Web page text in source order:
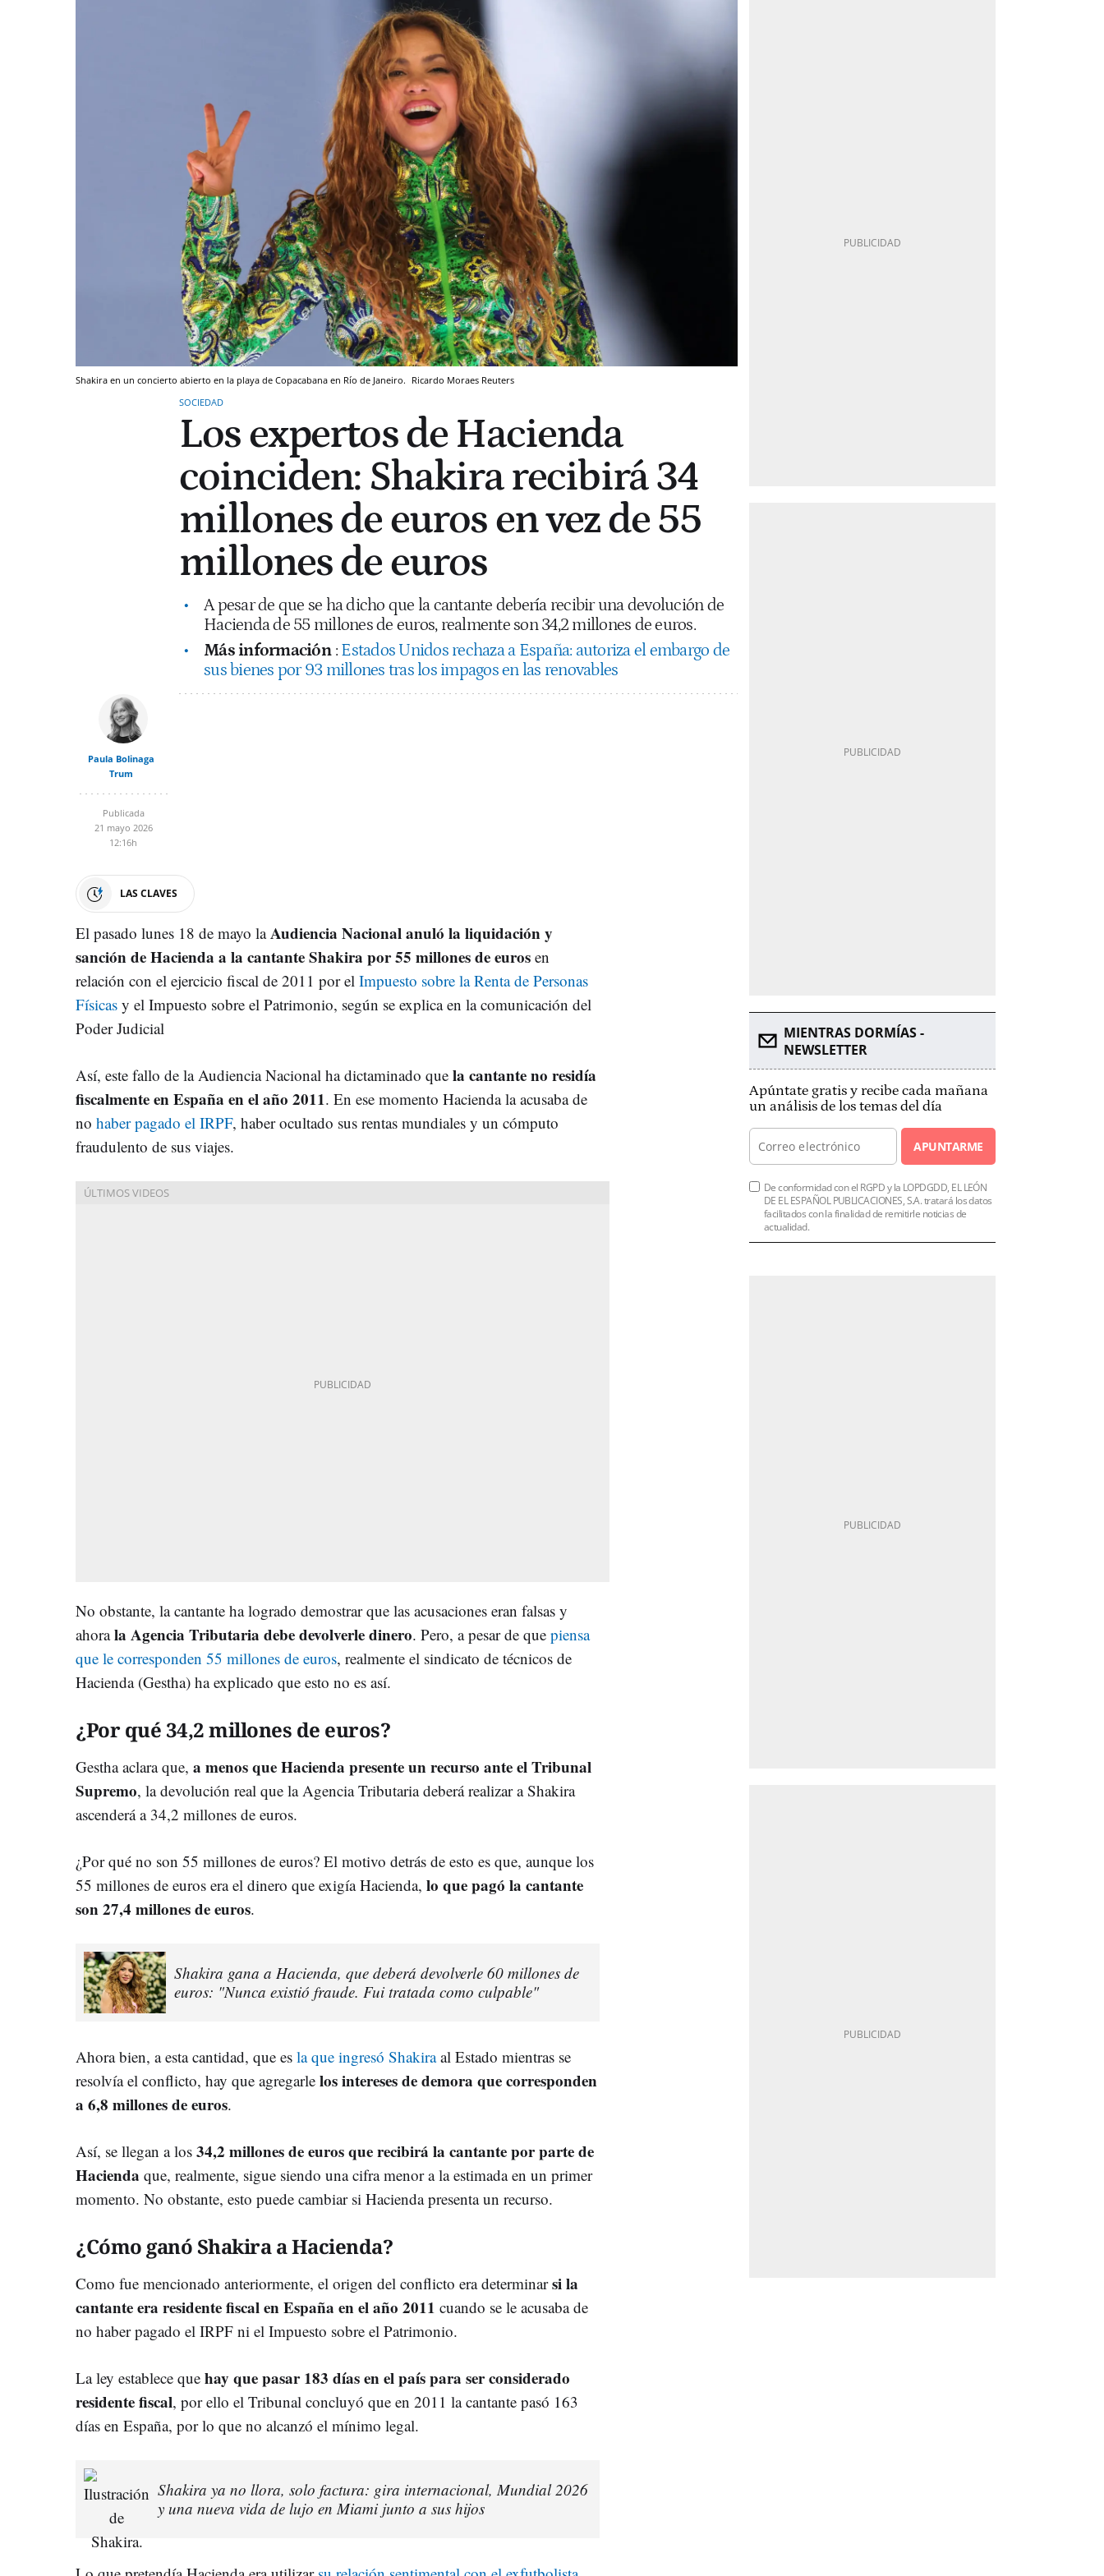
Shakira en un concierto abierto en la playa de Copacabana en Río de Janeiro. Ricardo Moraes Reuters
SOCIEDAD
Los expertos de Hacienda
coinciden: Shakira recibirá 34
millones de euros en vez de 55
millones de euros
A pesar de que se ha dicho que la cantante debería recibir una devolución de
Hacienda de 55 millones de euros, realmente son 34,2 millones de euros.
Más información : Estados Unidos rechaza a España: autoriza el embargo de
sus bienes por 93 millones tras los impagos en las renovables
Paula Bolinaga
Trum
Publicada
21 mayo 2026
12:16h
LAS CLAVES
El pasado lunes 18 de mayo laAudiencia Nacional anuló la liquidación y
sanción de Hacienda a la cantante Shakira por 55 millones de euros en
relación con el ejercicio fiscal de 2011 por el Impuesto sobre la Renta de Personas
Físicas y el Impuesto sobre el Patrimonio, según se explica en la comunicación del
Poder Judicial
Así, este fallo de la Audiencia Nacional ha dictaminado que la cantante no residía
fiscalmente en España en el año 2011. En ese momento Hacienda la acusaba de
no haber pagado el IRPF, haber ocultado sus rentas mundiales y un cómputo
fraudulento de sus viajes.
No obstante, la cantante ha logrado demostrar que las acusaciones eran falsas y
ahorala Agencia Tributaria debe devolverle dinero. Pero, a pesar de que piensa
que le corresponden 55 millones de euros, realmente el sindicato de técnicos de
Hacienda (Gestha) ha explicado que esto no es así.
¿Por qué 34,2 millones de euros?
Gestha aclara que, a menos que Hacienda presente un recurso ante el Tribunal
Supremo, la devolución real que la Agencia Tributaria deberá realizar a Shakira
ascenderá a 34,2 millones de euros.
¿Por qué no son 55 millones de euros? El motivo detrás de esto es que, aunque los
55 millones de euros era el dinero que exigía Hacienda, lo que pagó la cantante
son 27,4 millones de euros.
Shakira gana a Hacienda, que deberá devolverle 60 millones de
euros: "Nunca existió fraude. Fui tratada como culpable"
Ahora bien, a esta cantidad, que es la que ingresó Shakiraal Estado mientras se
resolvía el conflicto, hay que agregarle los intereses de demora que corresponden
a 6,8 millones de euros.
Así, se llegan a los 34,2 millones de euros que recibirá la cantante por parte de
Hacienda que, realmente, sigue siendo una cifra menor a la estimada en un primer
momento. No obstante, esto puede cambiar si Hacienda presenta un recurso.
¿Cómo ganó Shakira a Hacienda?
Como fue mencionado anteriormente, el origen del conflicto era determinarsi la
cantante era residente fiscal en España en el año 2011 cuando se le acusaba de
no haber pagado el IRPF ni el Impuesto sobre el Patrimonio.
La ley establece que hay que pasar 183 días en el país para ser considerado
residente fiscal, por ello el Tribunal concluyó que en 2011 la cantante pasó 163
días en España, por lo que no alcanzó el mínimo legal.
Shakira ya no llora, solo factura: gira internacional, Mundial 2026
y una nueva vida de lujo en Miami junto a sus hijos
MIENTRAS DORMÍAS -
NEWSLETTER
Apúntate gratis y recibe cada mañana
un análisis de los temas del día
APUNTARME
De conformidad con el RGPD y la LOPDGDD, EL LEÓN
DE EL ESPAÑOL PUBLICACIONES, S.A. tratará los datos
facilitados con la finalidad de remitirle noticias de
actualidad.